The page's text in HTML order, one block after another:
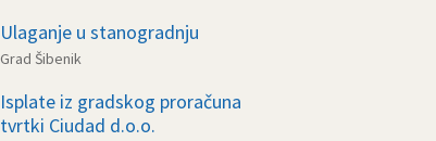
Ulaganje u stanogradnju
Grad Šibenik
Isplate iz gradskog proračuna
tvrtki Ciudad d.o.o.